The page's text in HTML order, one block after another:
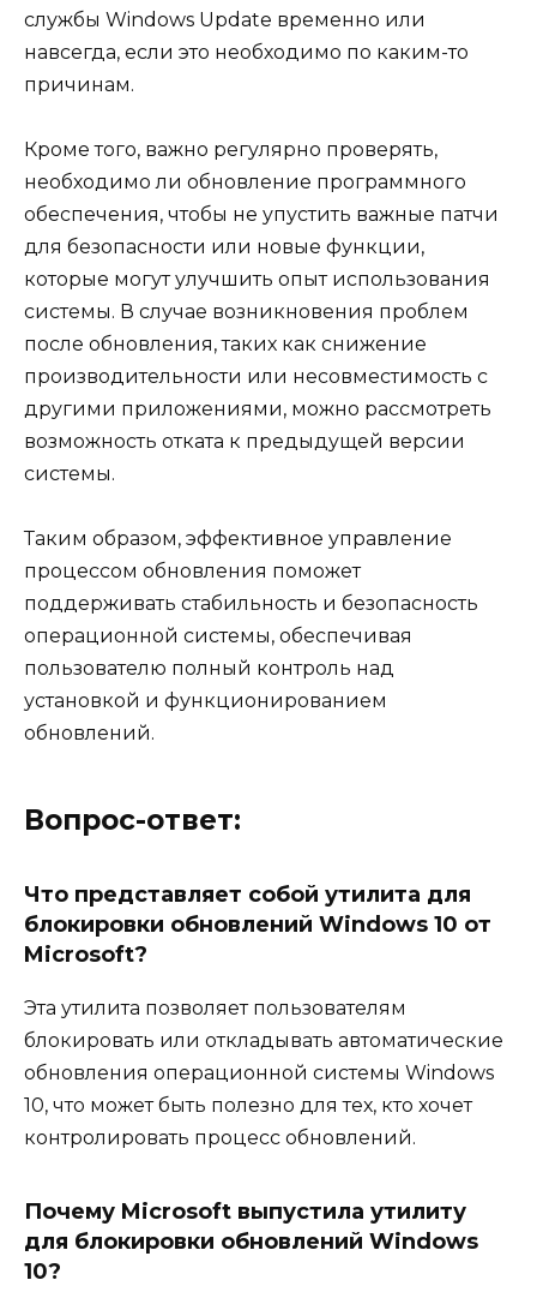
службы Windows Update временно или
навсегда, если это необходимо по каким-то
причинам.
Кроме того, важно регулярно проверять,
необходимо ли обновление программного
обеспечения, чтобы не упустить важные патчи
для безопасности или новые функции,
которые могут улучшить опыт использования
системы. В случае возникновения проблем
после обновления, таких как снижение
производительности или несовместимость с
другими приложениями, можно рассмотреть
возможность отката к предыдущей версии
системы.
Таким образом, эффективное управление
процессом обновления поможет
поддерживать стабильность и безопасность
операционной системы, обеспечивая
пользователю полный контроль над
установкой и функционированием
обновлений.
Вопрос-ответ:
Что представляет собой утилита для
блокировки обновлений Windows 10 от
Microsoft?
Эта утилита позволяет пользователям
блокировать или откладывать автоматические
обновления операционной системы Windows
10, что может быть полезно для тех, кто хочет
контролировать процесс обновлений.
Почему Microsoft выпустила утилиту
для блокировки обновлений Windows
10?